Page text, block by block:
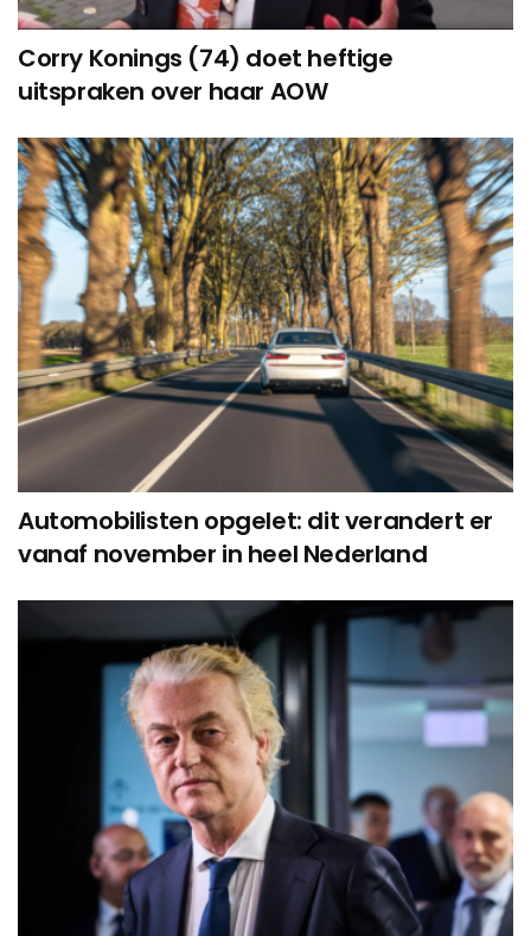
Corry Konings (74) doet heftige
uitspraken over haar AOW
Automobilisten opgelet: dit verandert er
vanaf november in heel Nederland